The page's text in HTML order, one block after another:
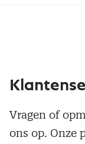
Vragen of
ons op. Onze